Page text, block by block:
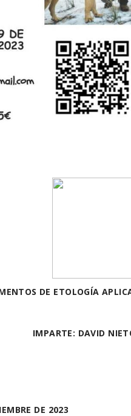
DE ETOLOGÍA
IMPARTE: DAVID
DE 2023